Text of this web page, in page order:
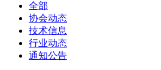
全部
协会动态
技术信息
行业动态
通知公告